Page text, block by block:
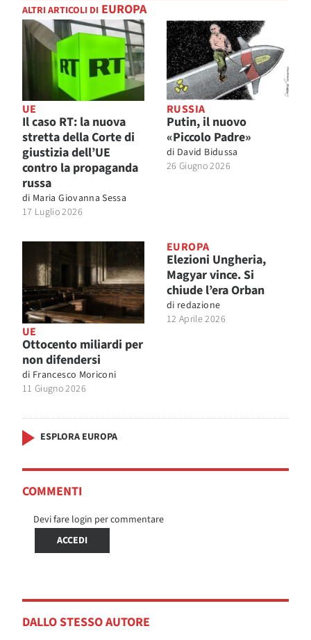
ALTRI ARTICOLI DI EUROPA
UE
Il caso RT: la nuova
stretta della Corte di
giustizia dell’UE
contro la propaganda
russa
di Maria Giovanna Sessa
17 Luglio 2026
RUSSIA
Putin, il nuovo
«Piccolo Padre»
di David Bidussa
26 Giugno 2026
UE
Ottocento miliardi per
non difendersi
di Francesco Moriconi
11 Giugno 2026
EUROPA
Elezioni Ungheria,
Magyar vince. Si
chiude l’era Orban
di redazione
12 Aprile 2026
ESPLORA EUROPA
COMMENTI
Devi fare login per commentare
ACCEDI
DALLO STESSO AUTORE